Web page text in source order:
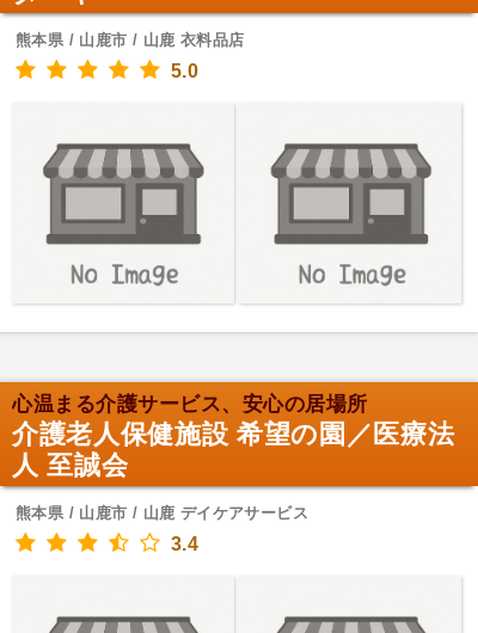
熊本県 / 山鹿市 / 山鹿 衣料品店
5.0
心温まる介護サービス、安心の居場所
介護老人保健施設 希望の園／医療法
人 至誠会
熊本県 / 山鹿市 / 山鹿 デイケアサービス
3.4